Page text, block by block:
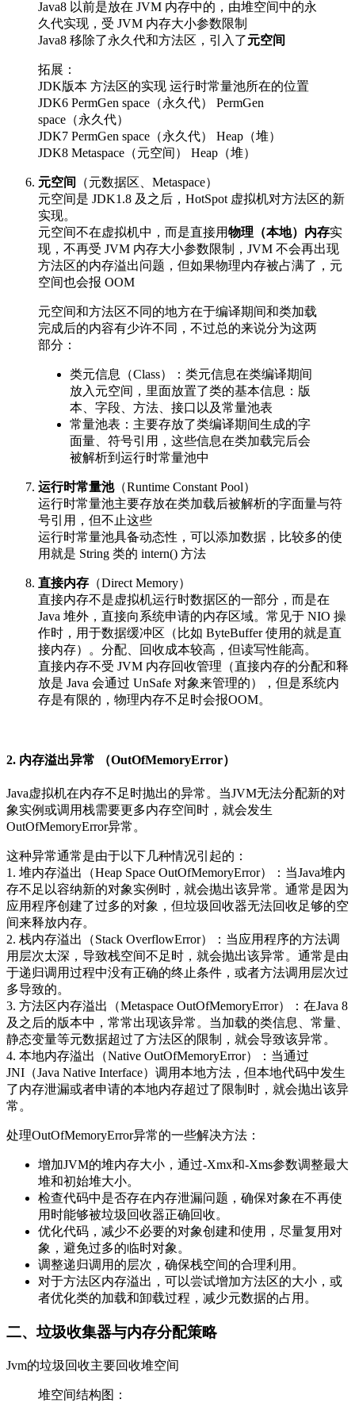
Java8 以前是放在 JVM 内存中的，由堆空间中的永
久代实现，受 JVM 内存大小参数限制
Java8 移除了永久代和方法区，引入了元空间
拓展：
JDK版本 方法区的实现 运行时常量池所在的位置
JDK6 PermGen space（永久代） PermGen
space（永久代）
JDK7 PermGen space（永久代） Heap（堆）
JDK8 Metaspace（元空间） Heap（堆）
元空间
（元数据区、Metaspace）
元空间是 JDK1.8 及之后，HotSpot 虚拟机对方法区的新
实现。
元空间不在虚拟机中，而是直接用物理（本地）内存实
现，不再受 JVM 内存大小参数限制，JVM 不会再出现
方法区的内存溢出问题，但如果物理内存被占满了，元
空间也会报 OOM
元空间和方法区不同的地方在于编译期间和类加载
完成后的内容有少许不同，不过总的来说分为这两
部分：
类元信息（Class）：类元信息在类编译期间
放入元空间，里面放置了类的基本信息：版
本、字段、方法、接口以及常量池表
常量池表：主要存放了类编译期间生成的字
面量、符号引用，这些信息在类加载完后会
被解析到运行时常量池中
运行时常量池（Runtime Constant Pool）
运行时常量池主要存放在类加载后被解析的字面量与符
号引用，但不止这些
运行时常量池具备动态性，可以添加数据，比较多的使
用就是 String 类的 intern() 方法
直接内存 （Direct Memory）
直接内存不是虚拟机运行时数据区的一部分，而是在
Java 堆外，直接向系统申请的内存区域。常见于 NIO 操
作时，用于数据缓冲区（比如 ByteBuffer 使用的就是直
接内存）。分配、回收成本较高，但读写性能高。
直接内存不受 JVM 内存回收管理（直接内存的分配和释
放是 Java 会通过 UnSafe 对象来管理的），但是系统内
存是有限的，物理内存不足时会报OOM。
2. 内存溢出异常 （OutOfMemoryError）
Java虚拟机在内存不足时抛出的异常。当JVM无法分配新的对
象实例或调用栈需要更多内存空间时，就会发生
OutOfMemoryError异常。
这种异常通常是由于以下几种情况引起的：
1. 堆内存溢出（Heap Space OutOfMemoryError）：当Java堆内
存不足以容纳新的对象实例时，就会抛出该异常。通常是因为
应用程序创建了过多的对象，但垃圾回收器无法回收足够的空
间来释放内存。
2. 栈内存溢出（Stack OverflowError）：当应用程序的方法调
用层次太深，导致栈空间不足时，就会抛出该异常。通常是由
于递归调用过程中没有正确的终止条件，或者方法调用层次过
多导致的。
3. 方法区内存溢出（Metaspace OutOfMemoryError）：在Java 8
及之后的版本中，常常出现该异常。当加载的类信息、常量、
静态变量等元数据超过了方法区的限制，就会导致该异常。
4. 本地内存溢出（Native OutOfMemoryError）：当通过
JNI（Java Native Interface）调用本地方法，但本地代码中发生
了内存泄漏或者申请的本地内存超过了限制时，就会抛出该异
常。
处理OutOfMemoryError异常的一些解决方法：
增加JVM的堆内存大小，通过-Xmx和-Xms参数调整最大
堆和初始堆大小。
检查代码中是否存在内存泄漏问题，确保对象在不再使
用时能够被垃圾回收器正确回收。
优化代码，减少不必要的对象创建和使用，尽量复用对
象，避免过多的临时对象。
调整递归调用的层次，确保栈空间的合理利用。
对于方法区内存溢出，可以尝试增加方法区的大小，或
者优化类的加载和卸载过程，减少元数据的占用。
二、垃圾收集器与内存分配策略
Jvm的垃圾回收主要回收堆空间
堆空间结构图：